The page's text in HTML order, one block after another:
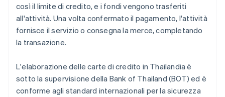
così il limite di credito, e i fondi vengono trasferiti
all'attività. Una volta confermato il pagamento, l'attività
fornisce il servizio o consegna la merce, completando
la transazione.
L'elaborazione delle carte di credito in Thailandia è
sotto la supervisione della Bank of Thailand (BOT) ed è
conforme agli standard internazionali per la sicurezza